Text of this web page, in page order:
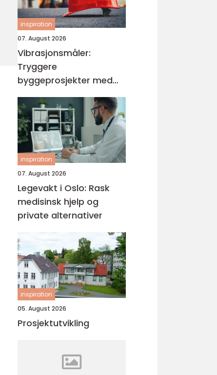
inspiration
07. August 2026
Vibrasjonsmåler:
Tryggere
byggeprosjekter med
vibrasjonsmåling
inspiration
07. August 2026
Legevakt i Oslo: Rask
medisinsk hjelp og
private alternativer
inspiration
05. August 2026
Prosjektutvikling